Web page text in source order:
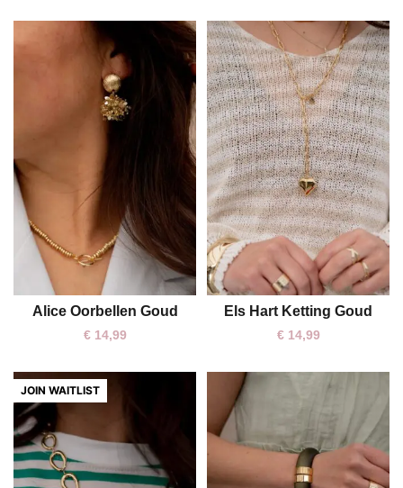
One size
Alice Oorbellen Goud
€14,99
One size
Els Hart Ketting Goud
€14,99